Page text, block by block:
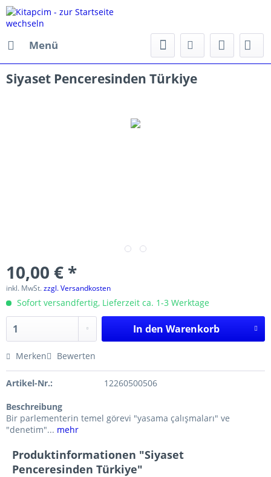
Menü
Siyaset Penceresinden Türkiye
10,00 € *
inkl. MwSt.zzgl. Versandkosten
Sofort versandfertig, Lieferzeit ca. 1-3 Werktage
In den Warenkorb
Merken Bewerten
Artikel-Nr.: 12260500506
Beschreibung
Bir parlementerin temel görevi "yasama çalışmaları" ve
"denetim"... mehr
Produktinformationen "Siyaset
Penceresinden Türkiye"